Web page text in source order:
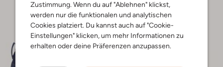
Zustimmung. Wenn du auf "Ablehnen" klickst,
werden nur die funktionalen und analytischen
Cookies platziert. Du kannst auch auf "Cookie-
Einstellungen" klicken, um mehr Informationen zu
erhalten oder deine Präferenzen anzupassen.